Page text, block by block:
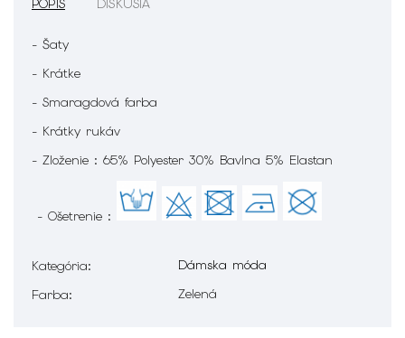
POPIS DISKUSIA
- Šaty
- Krátke
- Smaragdová farba
- Krátky rukáv
- Zloženie : 65% Polyester 30% Bavlna 5% Elastan
- Ošetrenie :
Kategória:
Dámska móda
Farba: Zelená